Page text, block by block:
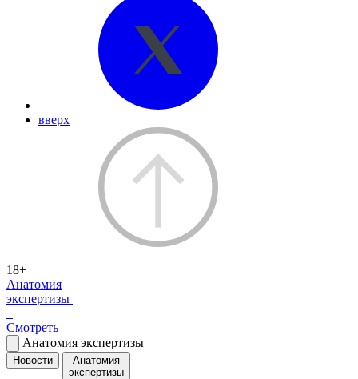
вверх
18+
Анатомия
экспертизы
Смотреть
Анатомия экспертизы
Новости
Анатомия
экспертизы